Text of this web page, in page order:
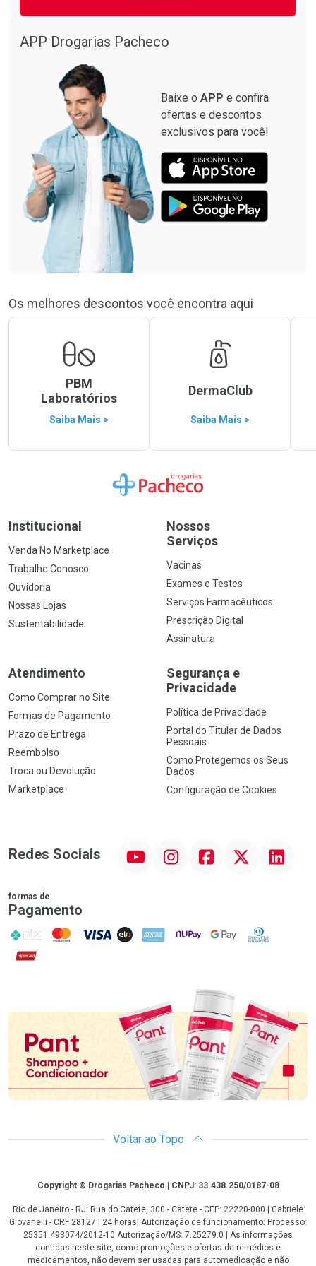
Comprar sem Desconto
Por R$ 34,39/cada
Ativar Desconto
APP Drogarias Pacheco
Baixe o APP e confira
ofertas e descontos
exclusivos para você!
Os melhores descontos você encontra aqui
PBM
Laboratórios
Saiba Mais >
DermaClub
Saiba Mais >
Ir para a Home
Institucional
Venda No Marketplace
Trabalhe Conosco
Ouvidoria
Nossas Lojas
Sustentabilidade
Nossos
Serviços
Vacinas
Exames e Testes
Serviços Farmacêuticos
Prescrição Digital
Assinatura
Atendimento
Como Comprar no Site
Formas de Pagamento
Prazo de Entrega
Reembolso
Troca ou Devolução
Marketplace
Segurança e
Privacidade
Política de Privacidade
Portal do Titular de Dados
Pessoais
Como Protegemos os Seus
Dados
Configuração de Cookies
Redes Sociais InstagramFacebookTwitter Linkedin
formas de
Pagamento
PIX MasterCard
VISA ELO AMEX NuPay Google PayDiners Club
Hipercard
Promoção em Destaque
Voltar ao Topo
CopyrightCopyright © Drogarias Pacheco | CNPJ: 33.438.250/0187-08
Rio de Janeiro - RJ: Rua do Catete, 300 - Catete - CEP: 22220-000 | Gabriele
Giovanelli - CRF 28127 | 24 horas| Autorização de funcionamento: Processo:
25351.493074/2012-10 Autorização/MS: 7.25279.0 | As informações
contidas neste site, como promoções e ofertas de remédios e
medicamentos, não devem ser usadas para automedicação e não